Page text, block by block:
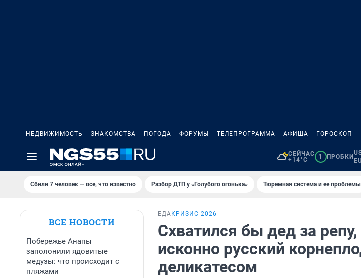
НЕДВИЖИМОСТЬ ЗНАКОМСТВА ПОГОДА ФОРУМЫ ТЕЛЕПРОГРАММА АФИША ГОРОСКОП
СЕЙЧАС
+14°C
1 ПРОБКИ
Сбили 7 человек — все, что известно Разбор ДТП у «Голубого огонька» Тюремная система и ее проблемы
ВСЕ НОВОСТИ
Побережье Анапы
заполонили ядовитые
медузы: что происходит с
пляжами
ЕДА КРИЗИС-2026
Схватился бы дед за
исконно русский
деликатесом